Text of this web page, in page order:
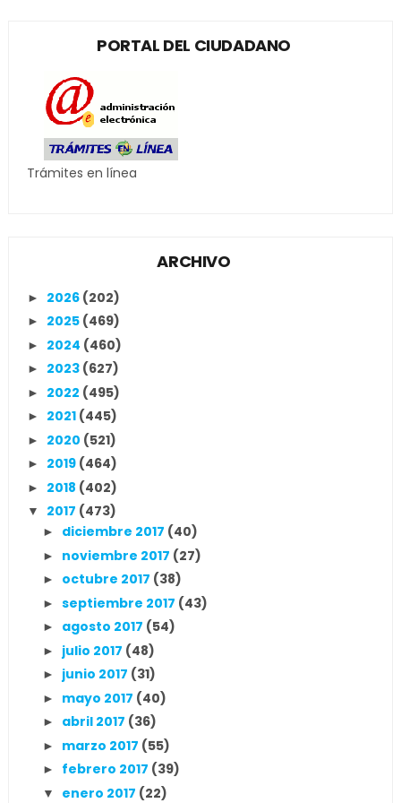
PORTAL DEL CIUDADANO
Trámites en línea
ARCHIVO
► 2026 (202)
► 2025 (469)
► 2024 (460)
► 2023 (627)
► 2022 (495)
► 2021 (445)
► 2020 (521)
► 2019 (464)
► 2018 (402)
▼ 2017 (473)
► diciembre 2017 (40)
► noviembre 2017 (27)
► octubre 2017 (38)
► septiembre 2017 (43)
► agosto 2017 (54)
► julio 2017 (48)
► junio 2017 (31)
► mayo 2017 (40)
► abril 2017 (36)
► marzo 2017 (55)
► febrero 2017 (39)
▼ enero 2017 (22)